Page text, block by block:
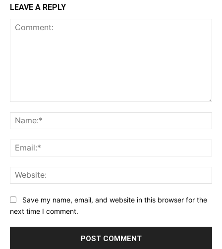
LEAVE A REPLY
Save my name, email, and website in this browser for the
next time I comment.